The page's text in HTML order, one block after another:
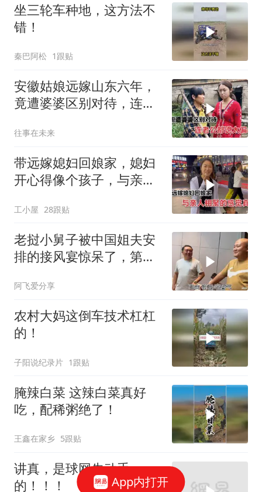
坐三轮车种地，这方法不
错！
秦巴阿松 1跟贴
安徽姑娘远嫁山东六年，
竟遭婆婆区别对待，连老
往事在未来
带远嫁媳妇回娘家，媳妇
开心得像个孩子，与亲人
工小屋 28跟贴
老挝小舅子被中国姐夫安
排的接风宴惊呆了，第一
阿飞爱分享
农村大妈这倒车技术杠杠
的！
子阳说纪录片 1跟贴
腌辣白菜 这辣白菜真好
吃，配稀粥绝了！
王鑫在家乡 5跟贴
讲真，是球网先动手
的！！！
App内打开